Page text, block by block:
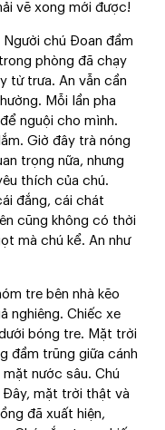
vẽ xong mới được!
Người chú Đoan đầm
phòng đã chạy
từ trưa. An vẫn cần
Mỗi lần pha
nguội cho mình.
Giờ đây trà nóng
trọng nữa, nhưng
thích của chú.
đắng, cái chát
cũng không có thời
mà chú kể. An như
tre bên nhà kẽo
nghiêng. Chiếc xe
bóng tre. Mặt trời
đầm trũng giữa cánh
nước sâu. Chú
Đây, mặt trời thật và
đã xuất hiện,